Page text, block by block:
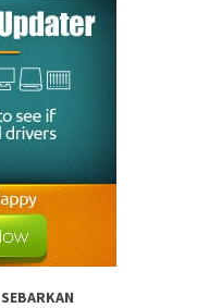
SEBARKAN